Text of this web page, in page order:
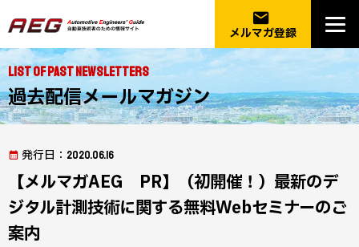
email
メルマガ登録
List of Past Newsletters
過去配信メールマガジン
発行日 ：2020.06.16
【メルマガAEG PR】（初開催！）最新のデ
ジタル計測技術に関する無料Webセミナーのご
案内